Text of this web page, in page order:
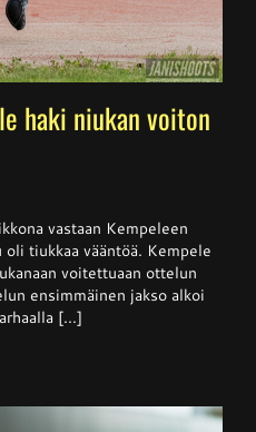
haki niukan voiton
vastaan Kempeleen
tiukkaa vääntöä. Kempele
voitettuaan ottelun
ensimmäinen jakso alkoi
[...]